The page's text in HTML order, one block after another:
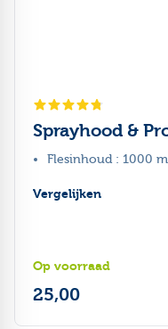
Sprayhood &
Flesinhoud : 1000
Vergelijken
Op voorraad
25,00